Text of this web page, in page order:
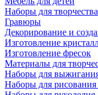
Наборы для творчества
Гравюры
Декорирование и
Изготовление
Изготовление фресок
Материалы для
Наборы для
Наборы для